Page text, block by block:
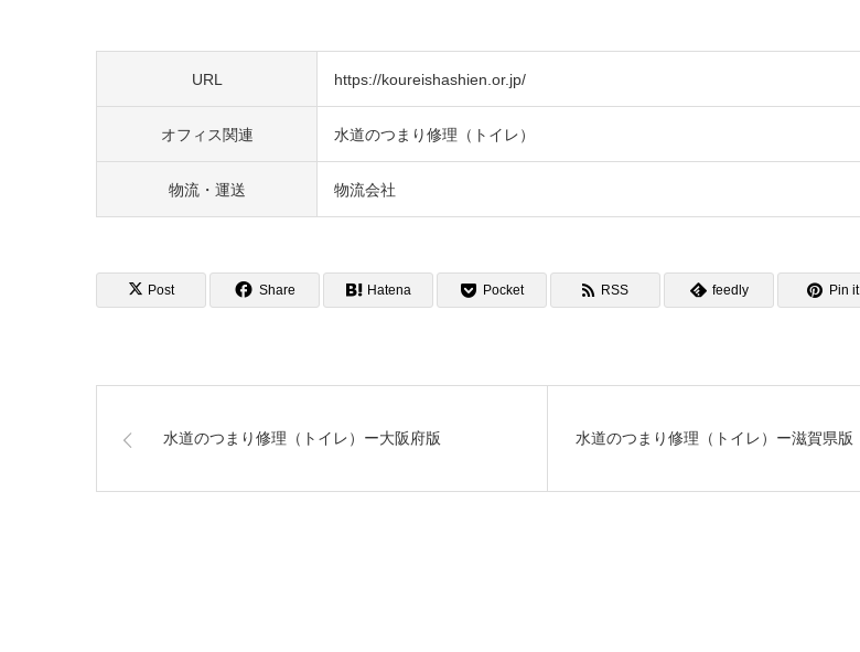
URL https://koureishashien.or.jp/
オフィス関連 水道のつまり修理（トイレ）
物流・運送 物流会社
Post Share Hatena Pocket RSS feedly Pin it
水道のつまり修理（トイレ）ー大阪府版 水道のつまり修理（トイレ）ー滋賀県版